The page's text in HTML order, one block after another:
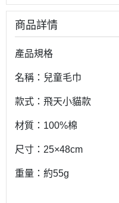
商品詳情
產品規格
名稱：兒童毛巾
款式：飛天小貓款
材質：100%棉
尺寸：25×48cm
重量：約55g